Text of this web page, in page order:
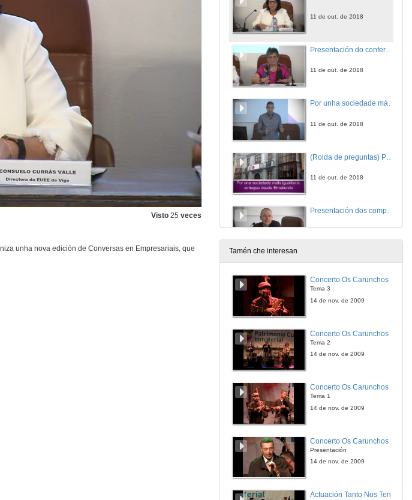
Visto 25 veces
unha nova edición de Conversas en Empresariais, que
11 de out. de 2018
11 de out. de 2018
Por unha sociedade máis igualitaria: achegas desde Emakunde
11 de out. de 2018
11 de out. de 2018
Presentación dos compoñentes da Mesa Redonda
O traballo das mulleres: Políticas para favorecer a igualdade
11 de out. de 2018
11 de out. de 2018
11 de out. de 2018
Tamén che interesan
Concerto Os Carunchos
Tema 3
14 de nov. de 2009
Concerto Os Carunchos
Tema 2
14 de nov. de 2009
Concerto Os Carunchos
Tema 1
14 de nov. de 2009
Concerto Os Carunchos
Presentación
14 de nov. de 2009
Actuación Tanto Nos Ten